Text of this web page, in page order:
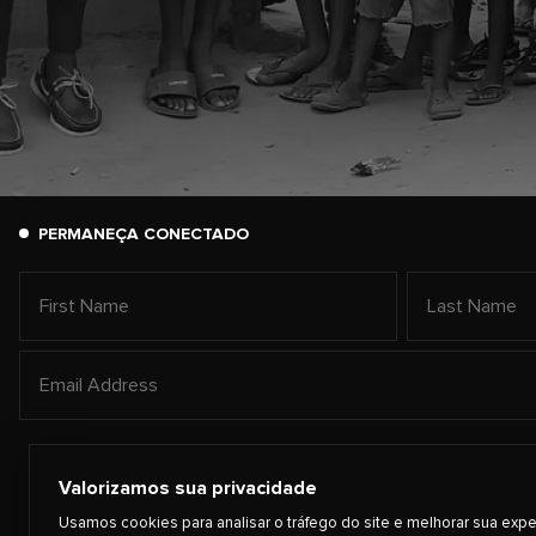
PERMANEÇA CONECTADO
Valorizamos sua privacidade
Usamos cookies para analisar o tráfego do site e melhorar sua